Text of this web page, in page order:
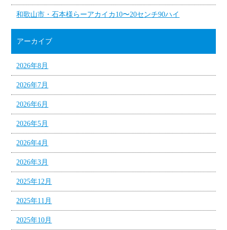
和歌山市・石本様らーアカイカ10〜20センチ90ハイ
アーカイブ
2026年8月
2026年7月
2026年6月
2026年5月
2026年4月
2026年3月
2025年12月
2025年11月
2025年10月